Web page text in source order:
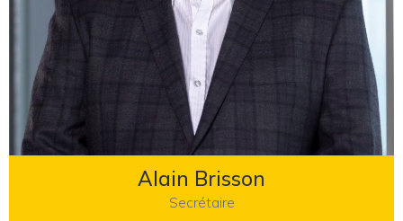
Alain Brisson
Secrétaire